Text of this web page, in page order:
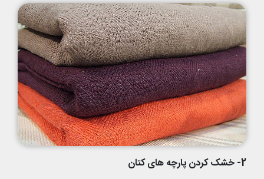
2- خشک کردن پارچه های کتان